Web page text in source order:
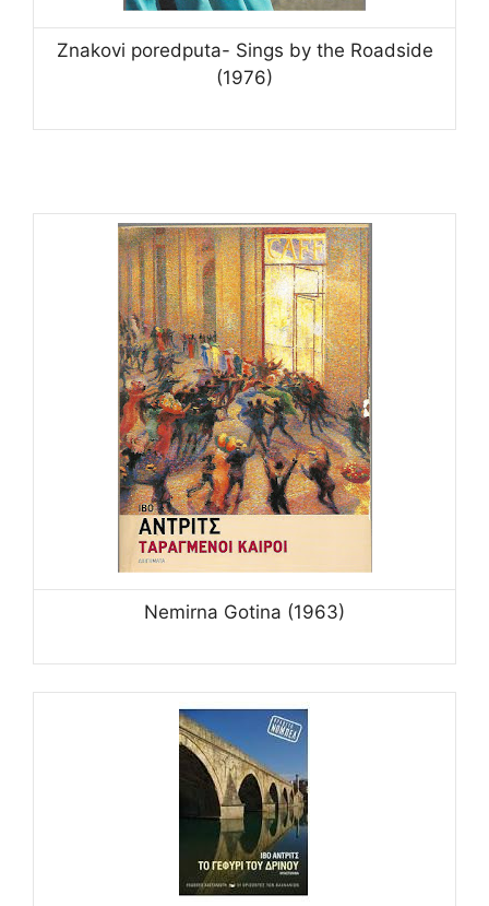
Znakovi poredputa- Sings by the Roadside
(1976)
Nemirna Gotina (1963)